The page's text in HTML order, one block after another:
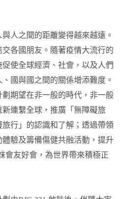
人之間的距離變得越來越遠。
各國朋友。隨著疫情大流行的
使全球經濟、社會，以及人們
國與國之間的關係增添難度。
劃期望在非一般的時代，非一般
連繫全球，推廣「無障礙旅
行」的認識和了解；透過帶領
驗及籌備傷健共融活動，提升
會友好會，為世界帶來積極正